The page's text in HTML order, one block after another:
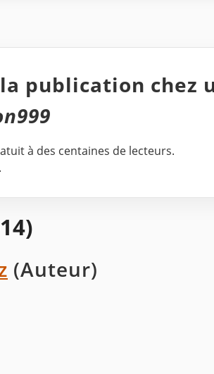
publication chez
à des centaines de lecteurs.
(Auteur)